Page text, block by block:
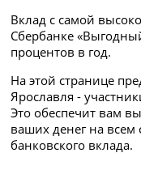
Вклад с самой
Сбербанке
процентов в год.
На этой странице
Ярославля -
Это обеспечит вам
ваших денег на всем
банковского вклада.